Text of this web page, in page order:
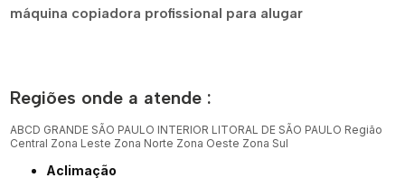
máquina copiadora profissional para alugar
Regiões onde a atende :
ABCD GRANDE SÃO PAULO INTERIOR LITORAL DE SÃO PAULO Região
Central Zona Leste Zona Norte Zona Oeste Zona Sul
Aclimação